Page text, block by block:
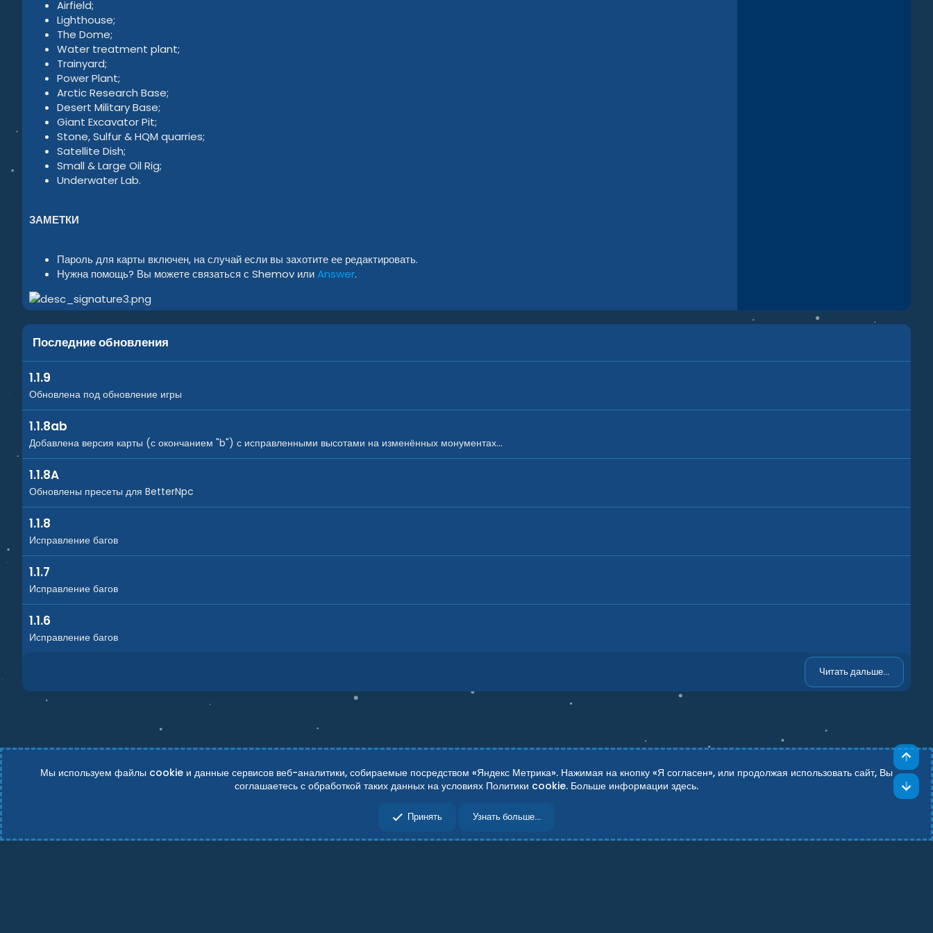
Airfield;
Lighthouse;
The Dome;
Water treatment plant;
Trainyard;
Power Plant;
Arctic Research Base;
Desert Military Base;
Giant Excavator Pit;
Stone, Sulfur & HQM quarries;
Satellite Dish;
Small & Large Oil Rig;
Underwater Lab.
ЗАМЕТКИ
Пароль для карты включен, на случай если вы захотите ее редактировать.
Нужна помощь? Вы можете связаться с Shemov илиAnswer.
Последние обновления
1.1.9
Обновлена под обновление игры
1.1.8ab
Добавлена версия карты (с окончанием "b") с исправленными высотами на изменённых монументах...
1.1.8A
Обновлены пресеты для BetterNpc
1.1.8
Исправление багов
1.1.7
Исправление багов
1.1.6
Исправление багов
Читать дальше...
S
Мы используем файлы cookie и данные сервисов веб-аналитики, собираемые посредством «Яндекс Метрика». Нажимая на кнопку «Я согласен», или продолжая использовать сайт, Вы
соглашаетесь с обработкой таких данных на условиях Политики cookie. Больше информации здесь.
Принять Узнать больше...